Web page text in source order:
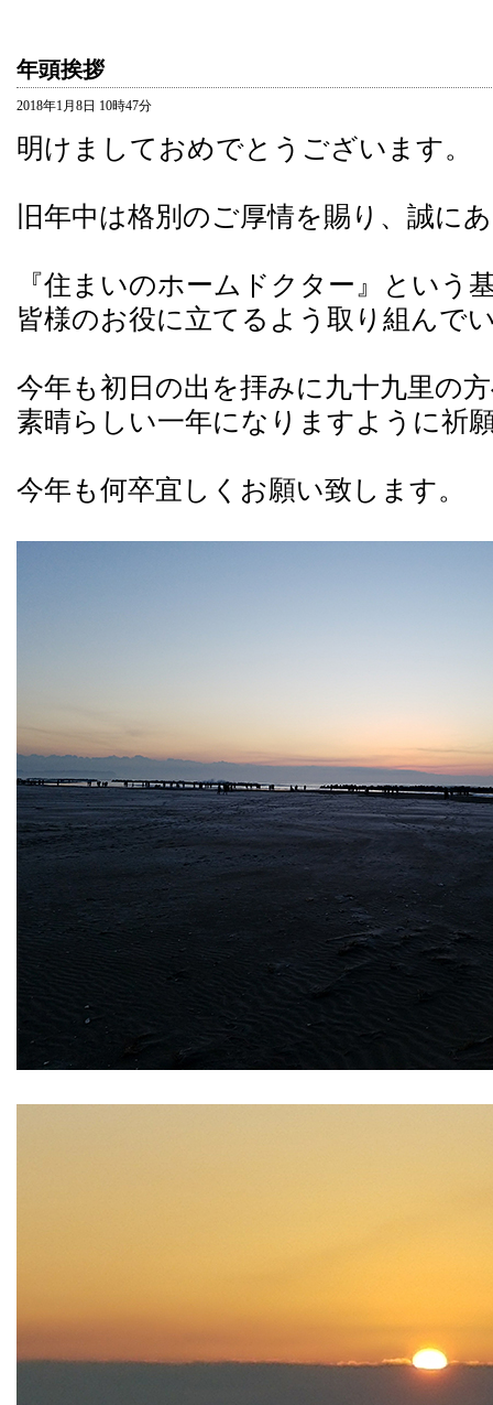
年頭挨拶
2018年1月8日 10時47分
明けましておめでとうございます。
旧年中は格別のご厚情を賜り、誠に
『住まいのホームドクター』という
皆様のお役に立てるよう取り組んで
今年も初日の出を拝みに九十九里の
素晴らしい一年になりますように祈
今年も何卒宜しくお願い致します。